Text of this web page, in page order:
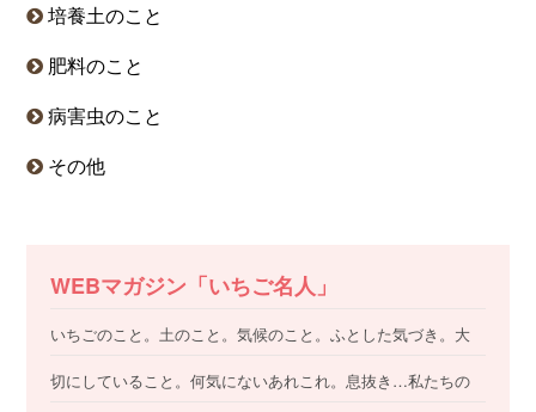
培養土のこと
肥料のこと
病害虫のこと
その他
WEBマガジン「いちご名人」
いちごのこと。土のこと。気候のこと。ふとした気づき。大
切にしていること。何気にないあれこれ。息抜き…私たちの